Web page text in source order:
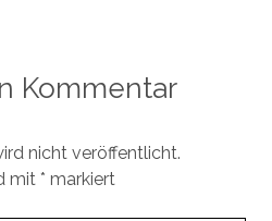
Kommentar
nicht veröffentlicht.
mit * markiert